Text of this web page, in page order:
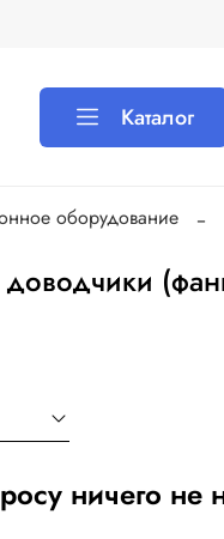
Каталог
оборудование
доводчики
ничего не